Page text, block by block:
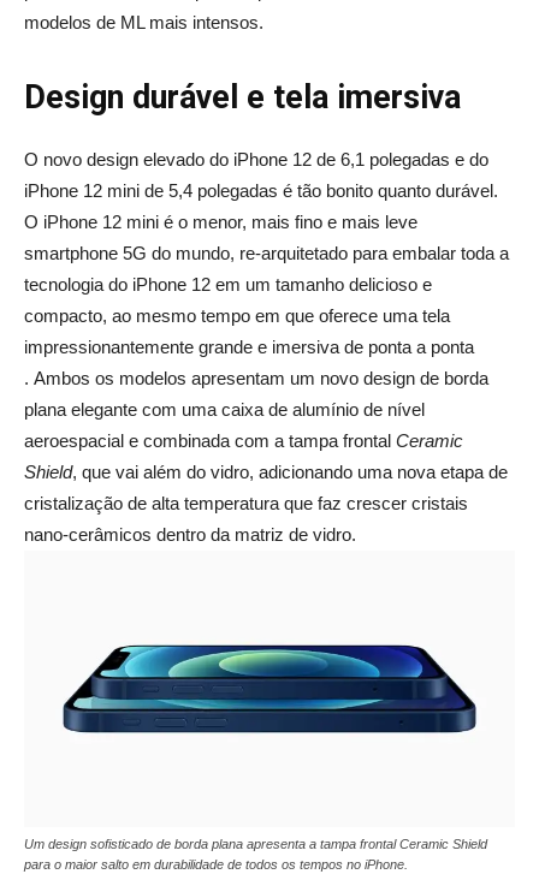
modelos de ML mais intensos.
Design durável e tela imersiva
O novo design elevado do iPhone 12 de 6,1 polegadas e do
iPhone 12 mini de 5,4 polegadas é tão bonito quanto durável.
O iPhone 12 mini é o menor, mais fino e mais leve
smartphone 5G do mundo, re-arquitetado para embalar toda a
tecnologia do iPhone 12 em um tamanho delicioso e
compacto, ao mesmo tempo em que oferece uma tela
impressionantemente grande e imersiva de ponta a ponta
. Ambos os modelos apresentam um novo design de borda
plana elegante com uma caixa de alumínio de nível
aeroespacial e combinada com a tampa frontal Ceramic
Shield, que vai além do vidro, adicionando uma nova etapa de
cristalização de alta temperatura que faz crescer cristais
nano-cerâmicos dentro da matriz de vidro.
Um design sofisticado de borda plana apresenta a tampa frontal Ceramic Shield
para o maior salto em durabilidade de todos os tempos no iPhone.